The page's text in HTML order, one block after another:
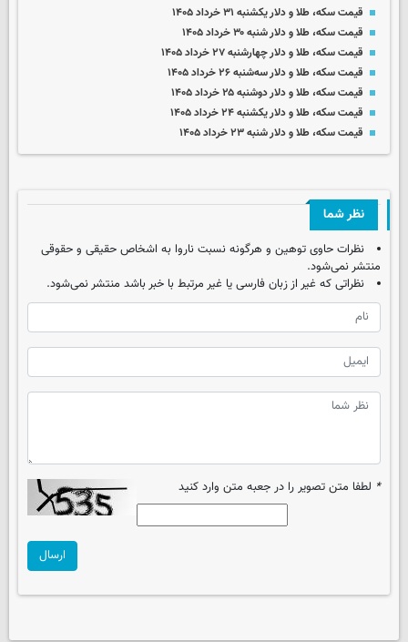
قیمت سکه، طلا و دلار یکشنبه ۳۱ خرداد ۱۴۰۵
قیمت سکه، طلا و دلار شنبه ۳۰ خرداد ۱۴۰۵
قیمت سکه، طلا و دلار چهارشنبه ۲۷ خرداد ۱۴۰۵
قیمت سکه، طلا و دلار سه‌شنبه ۲۶ خرداد ۱۴۰۵
قیمت سکه، طلا و دلار دوشنبه ۲۵ خرداد ۱۴۰۵
قیمت سکه، طلا و دلار یکشنبه ۲۴ خرداد ۱۴۰۵
قیمت سکه، طلا و دلار شنبه ۲۳ خرداد ۱۴۰۵
نظر شما
نظرات حاوی توهین و هرگونه نسبت ناروا به اشخاص حقیقی و حقوقی
منتشر نمی‌شود.
نظراتی که غیر از زبان فارسی یا غیر مرتبط با خبر باشد منتشر نمی‌شود.
* لطفا متن تصویر را در جعبه متن وارد کنید
ارسال